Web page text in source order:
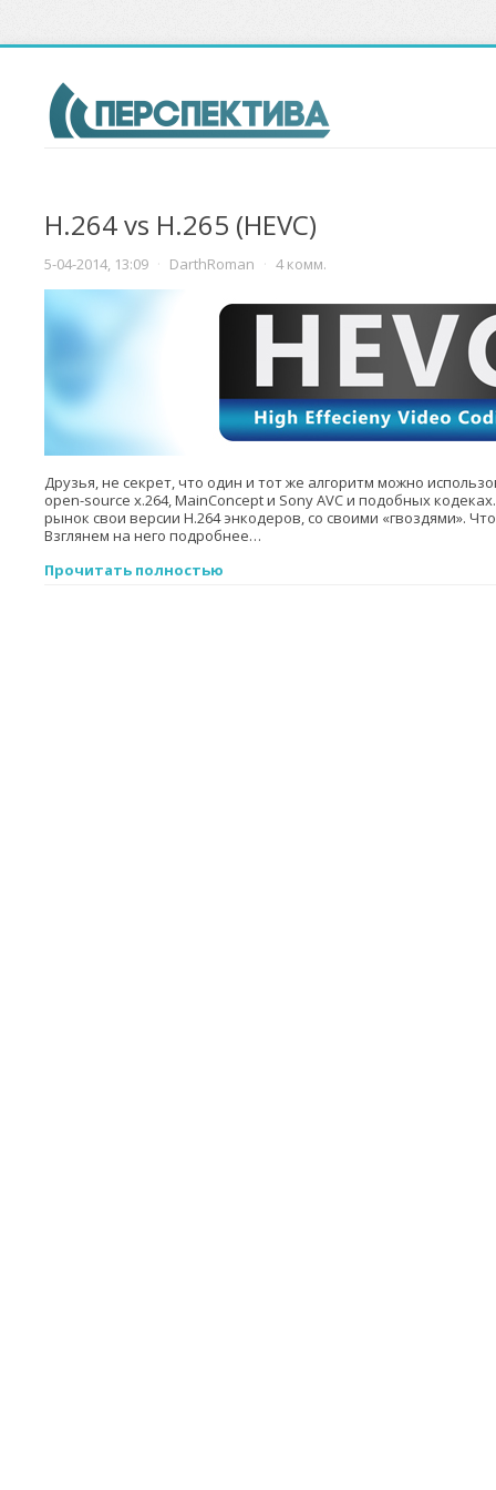
H.264 vs H.265 (HEVC)
5-04-2014, 13:09 · DarthRoman · 4 комм.
Друзья, не секрет, что один и тот же алгоритм можно
open-source x.264, MainConcept и Sony AVC и подобных
рынок свои версии H.264 энкодеров, со своими «гвоздями».
Взглянем на него подробнее…
Прочитать полностью